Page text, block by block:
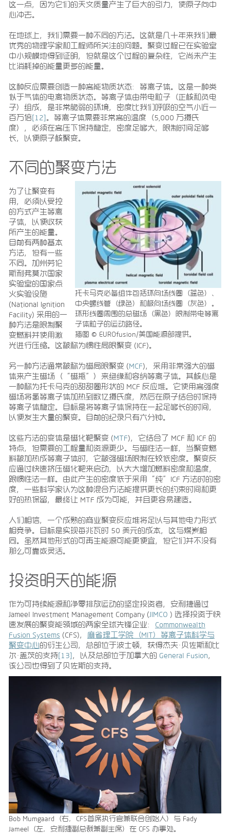
这一点，因为它们的天文质量产生了巨大的引力，使原子向中
心冲去。
在地球上，我们需要一种不同的方法。这就是几十年来我们最
优秀的物理学家和工程师所关注的问题。聚变过程已在实验室
中小规模地得到证明，但就是这个过程的复杂性，它尚未产生
比消耗掉的能量更多的能量。
这种反应需要创造一种高能物质状态：等离子体。这是一种类
似于气体的电离物质状态。等离子体由带电粒子（正核和负电
子）组成，是非常脆弱的环境，密度比我们呼吸的空气小近一
百万倍[12] 。等离子体需要非常高的温度（5,000 万摄氏
度），必须在高压下保持稳定，密度足够大，限制时间足够
长，以便原子核聚变。
不同的聚变方法
托卡马克必备组件包括环向场线圈（蓝色）、
中央螺线管（绿色）和极向场线圈（灰色）。
环形线圈周围的总磁场（黑色）限制带电等离
子体粒子的运动路径。
插图 © EUROfusion/美国能源部提供。
为了让聚变有
用，必须以受控
的方式产生等离
子体，以便收获
所产生的能量。
目前有两种基本
方法，但有一些
不同。加州劳伦
斯利弗莫尔国家
实验室的国家点
火实验设施
(National Ignition
Facility) 采用的一
种方法是限制聚
变燃料并使用激
光进行压缩。这被称为惯性局限聚变 (ICF)。
另一种方法通常被称为磁局限聚变 (MCF)，采用非常强大的磁
体来产生磁场（“磁瓶”）来绝缘和容纳等离子体。其核心是
一种称为托卡马克的甜甜圈形状的 MCF 反应堆。它使用高强度
磁场将氢等离子体加热到数亿摄氏度，然后在原子结合时保持
等离子体稳定。目标是将等离子体保持在一起足够长的时间，
以便发生大量的聚变。目前的纪录只有六分钟。
这些方法的变体是磁化靶聚变 (MTF)，它结合了 MCF 和 ICF 的
特点，但需要的工程量和资源更少。与磁性法一样，当聚变燃
料被加热成等离子体时，它被强磁场限制在较低密度。聚变反
应通过快速挤压磁化靶来启动，以大大增加燃料密度和温度，
跟惯性法一样。由此产生的密度低于采用“纯”ICF 方法时的密
度，一些科学家认为这种混合方法能提供更长的约束时间和更
好的热保留，最终让 MTF 成为可能，并且更容易建造。
人们相信，一个成熟的商业聚变反应堆将足以与其他电力形式
相竞争。目标是实现每兆瓦时 50 美元的成本，这与煤炭相
同。虽然其他形式的可再生能源可能更便宜，但它们并不没有
那么可靠或灵活。
投资明天的能源
作为可持续能源和净零排放运动的坚定投资者，安利捷通过
Jameel Investment Management Company (JIMCO ) 选择投资于快
速发展的聚变能领域的两家全球先锋企业： Commonwealth
Fusion Systems (CFS)， 麻省理工学院（MIT）等离子体科学与
聚变中心的衍生公司，总部位于波士顿，获得杰夫·贝佐斯和比
尔·盖茨的支持[13] ，以及总部位于加拿大的 General Fusion ，
该公司也得到了贝佐斯的支持。
Bob Mumgaard（右，CFS首席执行官兼联合创始人）与 Fady
Jameel（左，安利捷副总裁兼副主席）在 CFS 办事处。